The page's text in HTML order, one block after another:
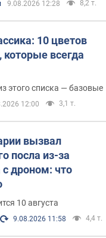
9.08.2026 12:28 8,2 т.
10 цветов
всегда
этого списка — базовые
12:00 3,1 т.
вызвал
посла из-за
с дроном: что
10 августа
9.08.2026 11:58 4,4 т.